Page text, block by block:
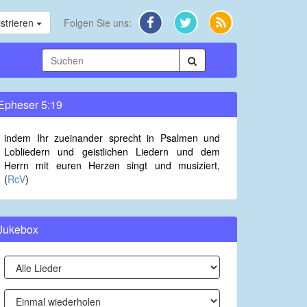
Folgen Sie uns:
5:19
indem Ihr zueinander sprecht in Psalmen und
Lobliedern und geistlichen Liedern und dem
Herrn mit euren Herzen singt und musiziert,
(RcV)